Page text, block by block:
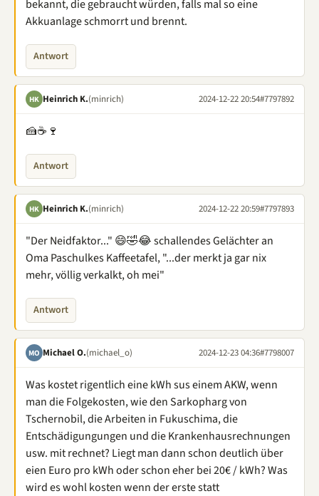
bekannt, die gebraucht würden, falls mal so eine
Akkuanlage schmorrt und brennt.
Antwort
HK Heinrich K.(minrich) 2024-12-22 20:54#7797892
🍰☕🍷
Antwort
HK Heinrich K.(minrich) 2024-12-22 20:59#7797893
"Der Neidfaktor..." 😄🤣😂 schallendes Gelächter an
Oma Paschulkes Kaffeetafel, "...der merkt ja gar nix
mehr, völlig verkalkt, oh mei"
Antwort
MO Michael O.(michael_o) 2024-12-23 04:36#7798007
Was kostet rigentlich eine kWh sus einem AKW, wenn
man die Folgekosten, wie den Sarkopharg von
Tschernobil, die Arbeiten in Fukuschima, die
Entschädigungungen und die Krankenhausrechnungen
usw. mit rechnet? Liegt man dann schon deutlich über
eien Euro pro kWh oder schon eher bei 20€ / kWh? Was
wird es wohl kosten wenn der erste statt